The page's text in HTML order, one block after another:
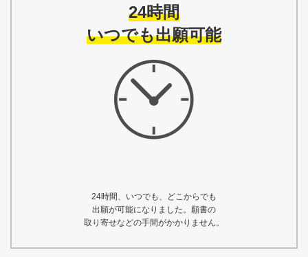
24時間
いつでも出願可能
24時間、いつでも、どこからでも
出願が可能になりました。願書の
取り寄せなどの手間がかかりません。